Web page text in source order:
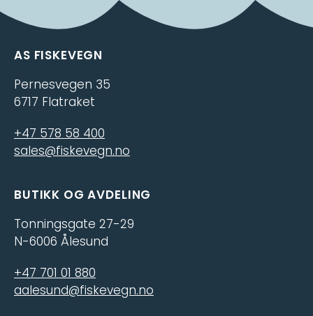
AS FISKEVEGN
Pernesvegen 35
6717 Flatraket
+47 578 58 400
sales@fiskevegn.no
BUTIKK OG AVDELING
Tonningsgate 27-29
N-6006 Ålesund
+47 701 01 880
aalesund@fiskevegn.no